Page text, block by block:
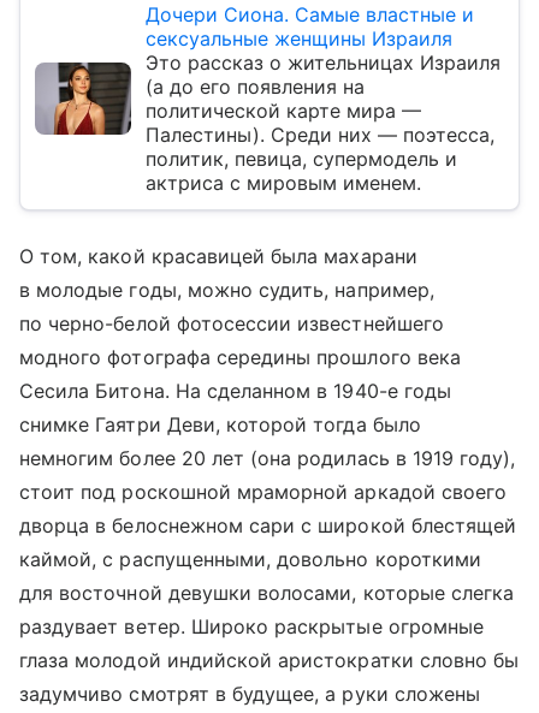
Дочери Сиона. Самые властные и
сексуальные женщины Израиля
Это рассказ о жительницах Израиля
(а до его появления на
политической карте мира —
Палестины). Среди них — поэтесса,
политик, певица, супермодель и
актриса с мировым именем.
О том, какой красавицей была махарани
в молодые годы, можно судить, например,
по черно-белой фотосессии известнейшего
модного фотографа середины прошлого века
Сесила Битона. На сделанном в 1940-е годы
снимке Гаятри Деви, которой тогда было
немногим более 20 лет (она родилась в 1919 году),
стоит под роскошной мраморной аркадой своего
дворца в белоснежном сари с широкой блестящей
каймой, с распущенными, довольно короткими
для восточной девушки волосами, которые слегка
раздувает ветер. Широко раскрытые огромные
глаза молодой индийской аристократки словно бы
задумчиво смотрят в будущее, а руки сложены